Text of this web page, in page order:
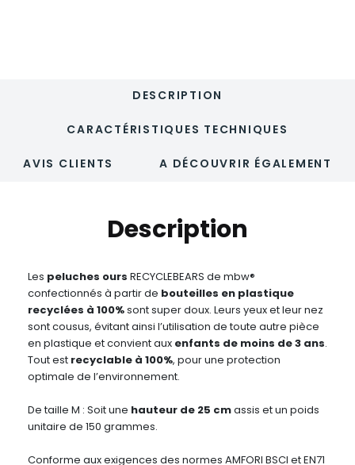
DESCRIPTION
CARACTÉRISTIQUES TECHNIQUES
AVIS CLIENTS A DÉCOUVRIR ÉGALEMENT
Description
Les peluches ours RECYCLEBEARS de mbw®
confectionnés à partir de bouteilles en plastique
recyclées à 100%sont super doux. Leurs yeux et leur nez
sont cousus, évitant ainsi l’utilisation de toute autre pièce
en plastique et convient aux enfants de moins de 3 ans.
Tout est recyclable à 100%, pour une protection
optimale de l’environnement.
De taille M : Soit une hauteur de 25 cmassis et un poids
unitaire de 150 grammes.
Conforme aux exigences des normes AMFORI BSCI et EN71